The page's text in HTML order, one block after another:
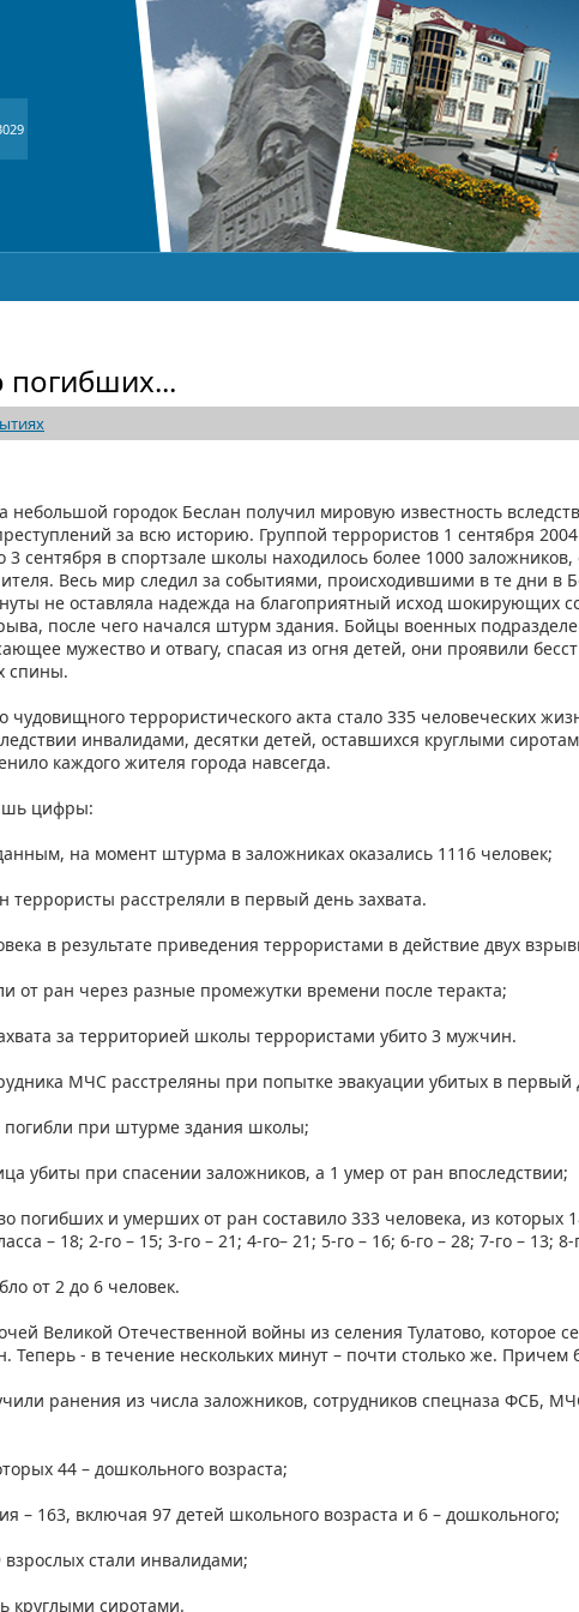
погибших...
небольшой городок Беслан получил мировую известность
за всю историю. Группой террористов 1 сентября
сентября в спортзале школы находилось более 1000
Весь мир следил за событиями, происходившими в те дни в
не оставляла надежда на благоприятный исход шокирующих
после чего начался штурм здания. Бойцы военных
мужество и отвагу, спасая из огня детей, они проявили
спины.
чудовищного террористического акта стало 335 человеческих
инвалидами, десятки детей, оставшихся круглыми
каждого жителя города навсегда.
цифры:
на момент штурма в заложниках оказались 1116 человек;
террористы расстреляли в первый день захвата.
в результате приведения террористами в действие двух
от ран через разные промежутки времени после теракта;
за территорией школы террористами убито 3 мужчин.
МЧС расстреляны при попытке эвакуации убитых в
погибли при штурме здания школы;
убиты при спасении заложников, а 1 умер от ран впоследствии;
погибших и умерших от ран составило 333 человека, из которых
– 18; 2-го – 15; 3-го – 21; 4-го– 21; 5-го – 16; 6-го – 28; 7-го – 13;
от 2 до 6 человек.
Великой Отечественной войны из селения Тулатово, которое
Теперь - в течение нескольких минут – почти столько же.
ранения из числа заложников, сотрудников спецназа ФСБ,
44 – дошкольного возраста;
– 163, включая 97 детей школьного возраста и 6 – дошкольного;
стали инвалидами;
круглыми сиротами.